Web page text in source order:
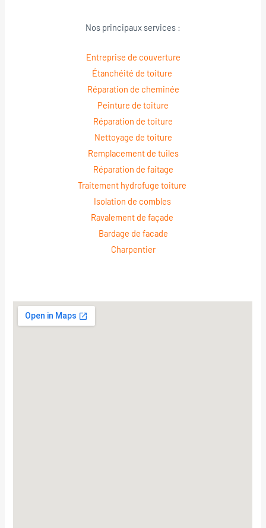
Nos principaux services :
Entreprise de couverture
Étanchéité de toiture
Réparation de cheminée
Peinture de toiture
Réparation de toiture
Nettoyage de toiture
Remplacement de tuiles
Réparation de faitage
Traitement hydrofuge toiture
Isolation de combles
Ravalement de façade
Bardage de facade
Charpentier